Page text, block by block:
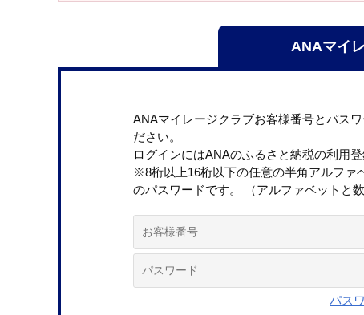
ANAマイ
ANAマイレージクラブお客様番号とパスワ
ださい。
ログインにはANAのふるさと納税の利用登
※8桁以上16桁以下の任意の半角アルファ
のパスワードです。 （アルファベットと数
パス